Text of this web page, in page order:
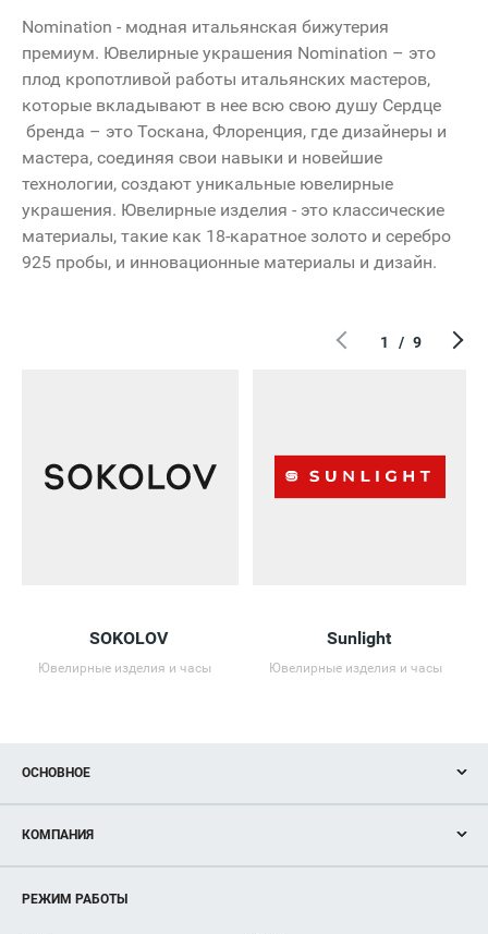
10:00 - 22:00
Открыт
Вход 2
Nomination - модная итальянская бижутерия
премиум. Ювелирные украшения Nomination – это
плод кропотливой работы итальянских мастеров,
которые вкладывают в нее всю свою душу Сердце
бренда – это Тоскана, Флоренция, где дизайнеры и
мастера, соединяя свои навыки и новейшие
технологии, создают уникальные ювелирные
украшения. Ювелирные изделия - это классические
материалы, такие как 18-каратное золото и серебро
925 пробы, и инновационные материалы и дизайн.
SOKOLOV
Ювелирные изделия и часы
Sunlight
Ювелирные изделия и часы
1 / 9
ОСНОВНОЕ
Новости
Магазины
Услуги
КОМПАНИЯ
Рекламодателям
РЕЖИМ РАБОТЫ